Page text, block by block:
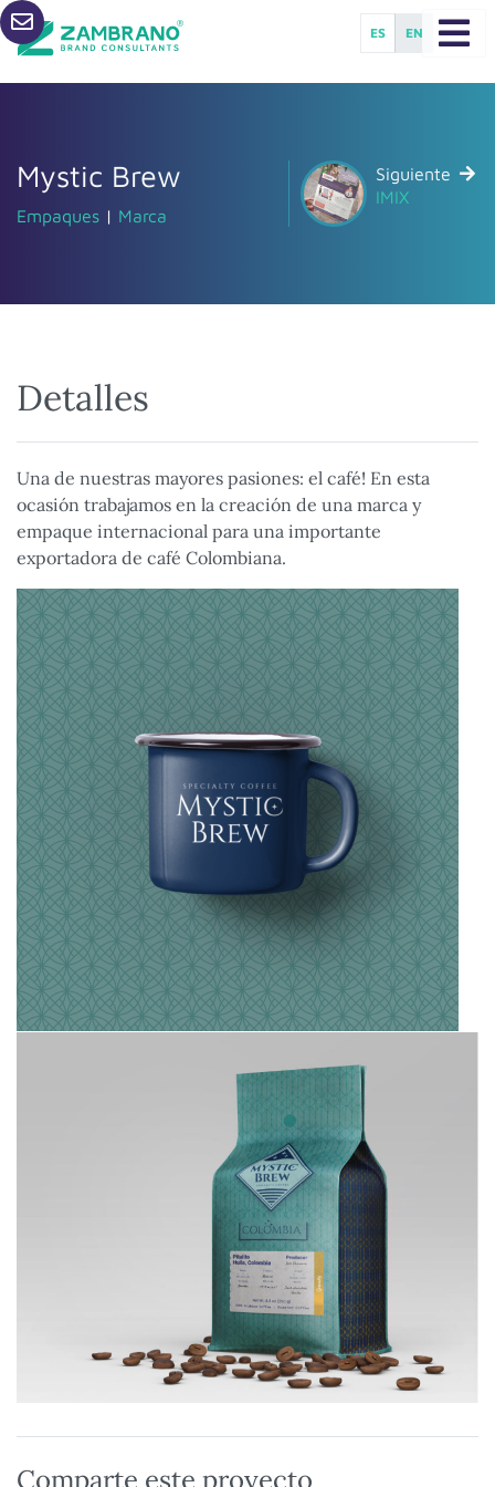
EN
ES
Mystic Brew
Empaques | Marca
Siguiente
IMIX
Detalles
Una de nuestras mayores pasiones: el café! En esta
ocasión trabajamos en la creación de una marca y
empaque internacional para una importante
exportadora de café Colombiana.
Comparte este proyecto